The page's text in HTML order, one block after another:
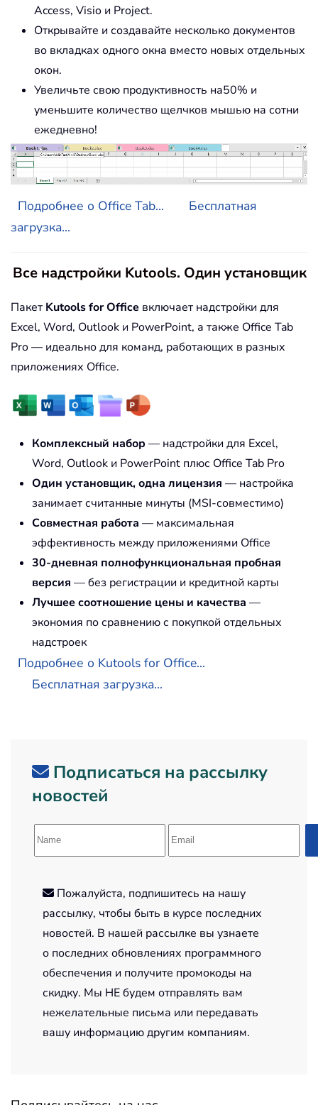
Access, Visio и Project.
Открывайте и создавайте несколько документов
во вкладках одного окна вместо новых отдельных
окон.
Увеличьте свою продуктивность на50% и
уменьшите количество щелчков мышью на сотни
ежедневно!
Подробнее о Office Tab...
Бесплатная
загрузка...
Все надстройки Kutools. Один установщик
Пакет Kutools for Office включает надстройки для
Excel, Word, Outlook и PowerPoint, а также Office Tab
Pro — идеально для команд, работающих в разных
приложениях Office.
Комплексный набор — надстройки для Excel,
Word, Outlook и PowerPoint плюс Office Tab Pro
Один установщик, одна лицензия — настройка
занимает считанные минуты (MSI-совместимо)
Совместная работа — максимальная
эффективность между приложениями Office
30-дневная полнофункциональная пробная
версия — без регистрации и кредитной карты
Лучшее соотношение цены и качества —
экономия по сравнению с покупкой отдельных
надстроек
Подробнее о Kutools for Office...
Бесплатная загрузка...
Подписаться на рассылку
новостей
Пожалуйста, подпишитесь на нашу
рассылку, чтобы быть в курсе последних
новостей. В нашей рассылке вы узнаете
о последних обновлениях программного
обеспечения и получите промокоды на
скидку. Мы НЕ будем отправлять вам
нежелательные письма или передавать
вашу информацию другим компаниям.